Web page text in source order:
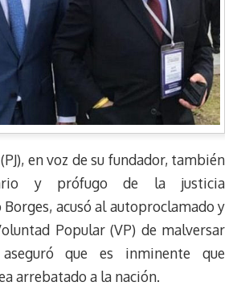
en voz de su fundador, también
y prófugo de la justicia
Borges, acusó al autoproclamado y
Popular (VP) de malversar
que es inminente que
arrebatado a la nación.